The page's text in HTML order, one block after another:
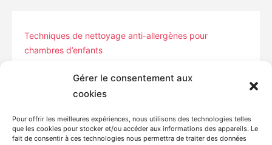
Gérer le consentement aux
cookies
Pour offrir les meilleures expériences, nous utilisons des technologies telles
que les cookies pour stocker et/ou accéder aux informations des appareils. Le
fait de consentir à ces technologies nous permettra de traiter des données
Techniques de nettoyage anti-allergènes pour
chambres d’enfants
Nettoyer ses gadgets high-tech sans les endommager :
guide pratique
Prévenir les taches incrustées : guide des pré-
traitements efficaces